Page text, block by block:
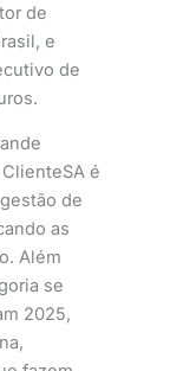
de
e
de
é
de
as
Além
se
2025,